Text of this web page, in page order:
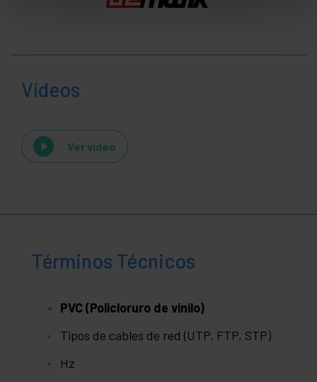
Vídeos
Ver video
Términos Técnicos
PVC (Policloruro de vinilo)
Tipos de cables de red (UTP, FTP, STP)
Hz